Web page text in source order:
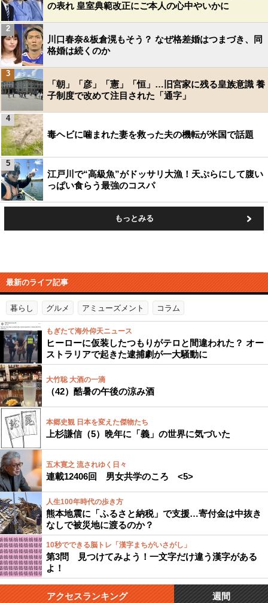
の表れ 皇室典範改正にご本人の心中やいかに
川口春奈&板倉滉もそう？ なぜ格差婚はつまづき、同
格婚は続くのか
2
「朝」「彦」「憲」「恒」…旧宮家に残る皇族意識 養
子制度で改めて注目された「通字」
3
毒ヘビに噛まれた妻を救った夫の機転が米国で話題
4
江戸川で“高級魚”がドッサリ大漁！天ぷらにして腹い
っぱい食らう最強のコスパ
5
もっとみる
最新のライフ記事
暮らし グルメ アミューズメント コラム
もぎたて海外仰天ニュース
ヒーローに仮装したつもりがテロと間違われた？ オー
ストラリアで起きた逮捕劇が一大騒動に
大竹聡 大酒の一滴
（42）酷暑の午後の涼み酒
本郷史観 日本を変えた傑物たち
上杉謙信（5）晩年に「義」の世界に気づいた
五木寛之 流されゆく日々
連載12406回 男女共学のころ <5>
人生100年時代の歩き方
熊本地震に「ふるさと納税」で支援…寄付金は中抜き
なしで被災地に渡るのか？
10秒でできる脳トレ「漢字まちがいさがし」
第3問 見つけてみよう！一文字だけ違う漢字がある
よ！
アクセスランキング 週間